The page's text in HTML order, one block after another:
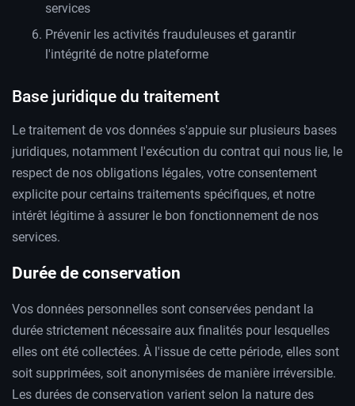
services
Prévenir les activités frauduleuses et garantir
l'intégrité de notre plateforme
Base juridique du traitement
Le traitement de vos données s'appuie sur plusieurs bases
juridiques, notamment l'exécution du contrat qui nous lie, le
respect de nos obligations légales, votre consentement
explicite pour certains traitements spécifiques, et notre
intérêt légitime à assurer le bon fonctionnement de nos
services.
Durée de conservation
Vos données personnelles sont conservées pendant la
durée strictement nécessaire aux finalités pour lesquelles
elles ont été collectées. À l'issue de cette période, elles sont
soit supprimées, soit anonymisées de manière irréversible.
Les durées de conservation varient selon la nature des